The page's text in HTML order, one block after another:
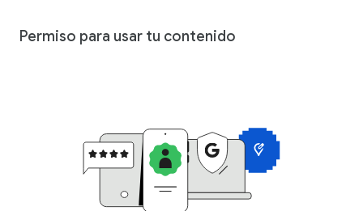
Permiso para usar tu contenido